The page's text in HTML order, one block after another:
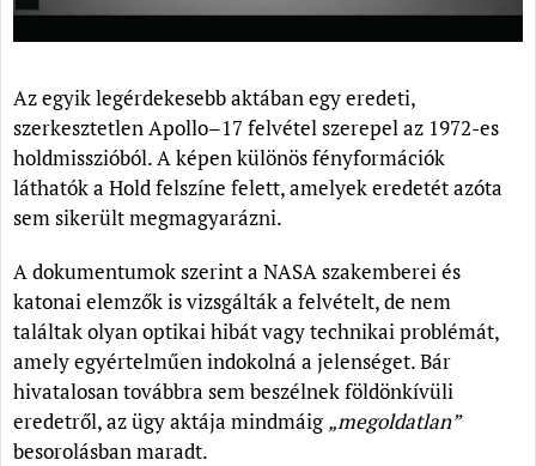
Az egyik legérdekesebb aktában egy eredeti,
szerkesztetlen Apollo–17 felvétel szerepel az 1972-es
holdmisszióból. A képen különös fényformációk
láthatók a Hold felszíne felett, amelyek eredetét azóta
sem sikerült megmagyarázni.
A dokumentumok szerint a NASA szakemberei és
katonai elemzők is vizsgálták a felvételt, de nem
találtak olyan optikai hibát vagy technikai problémát,
amely egyértelműen indokolná a jelenséget. Bár
hivatalosan továbbra sem beszélnek földönkívüli
eredetről, az ügy aktája mindmáig „megoldatlan”
besorolásban maradt.